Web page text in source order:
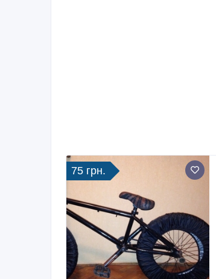
75 грн.